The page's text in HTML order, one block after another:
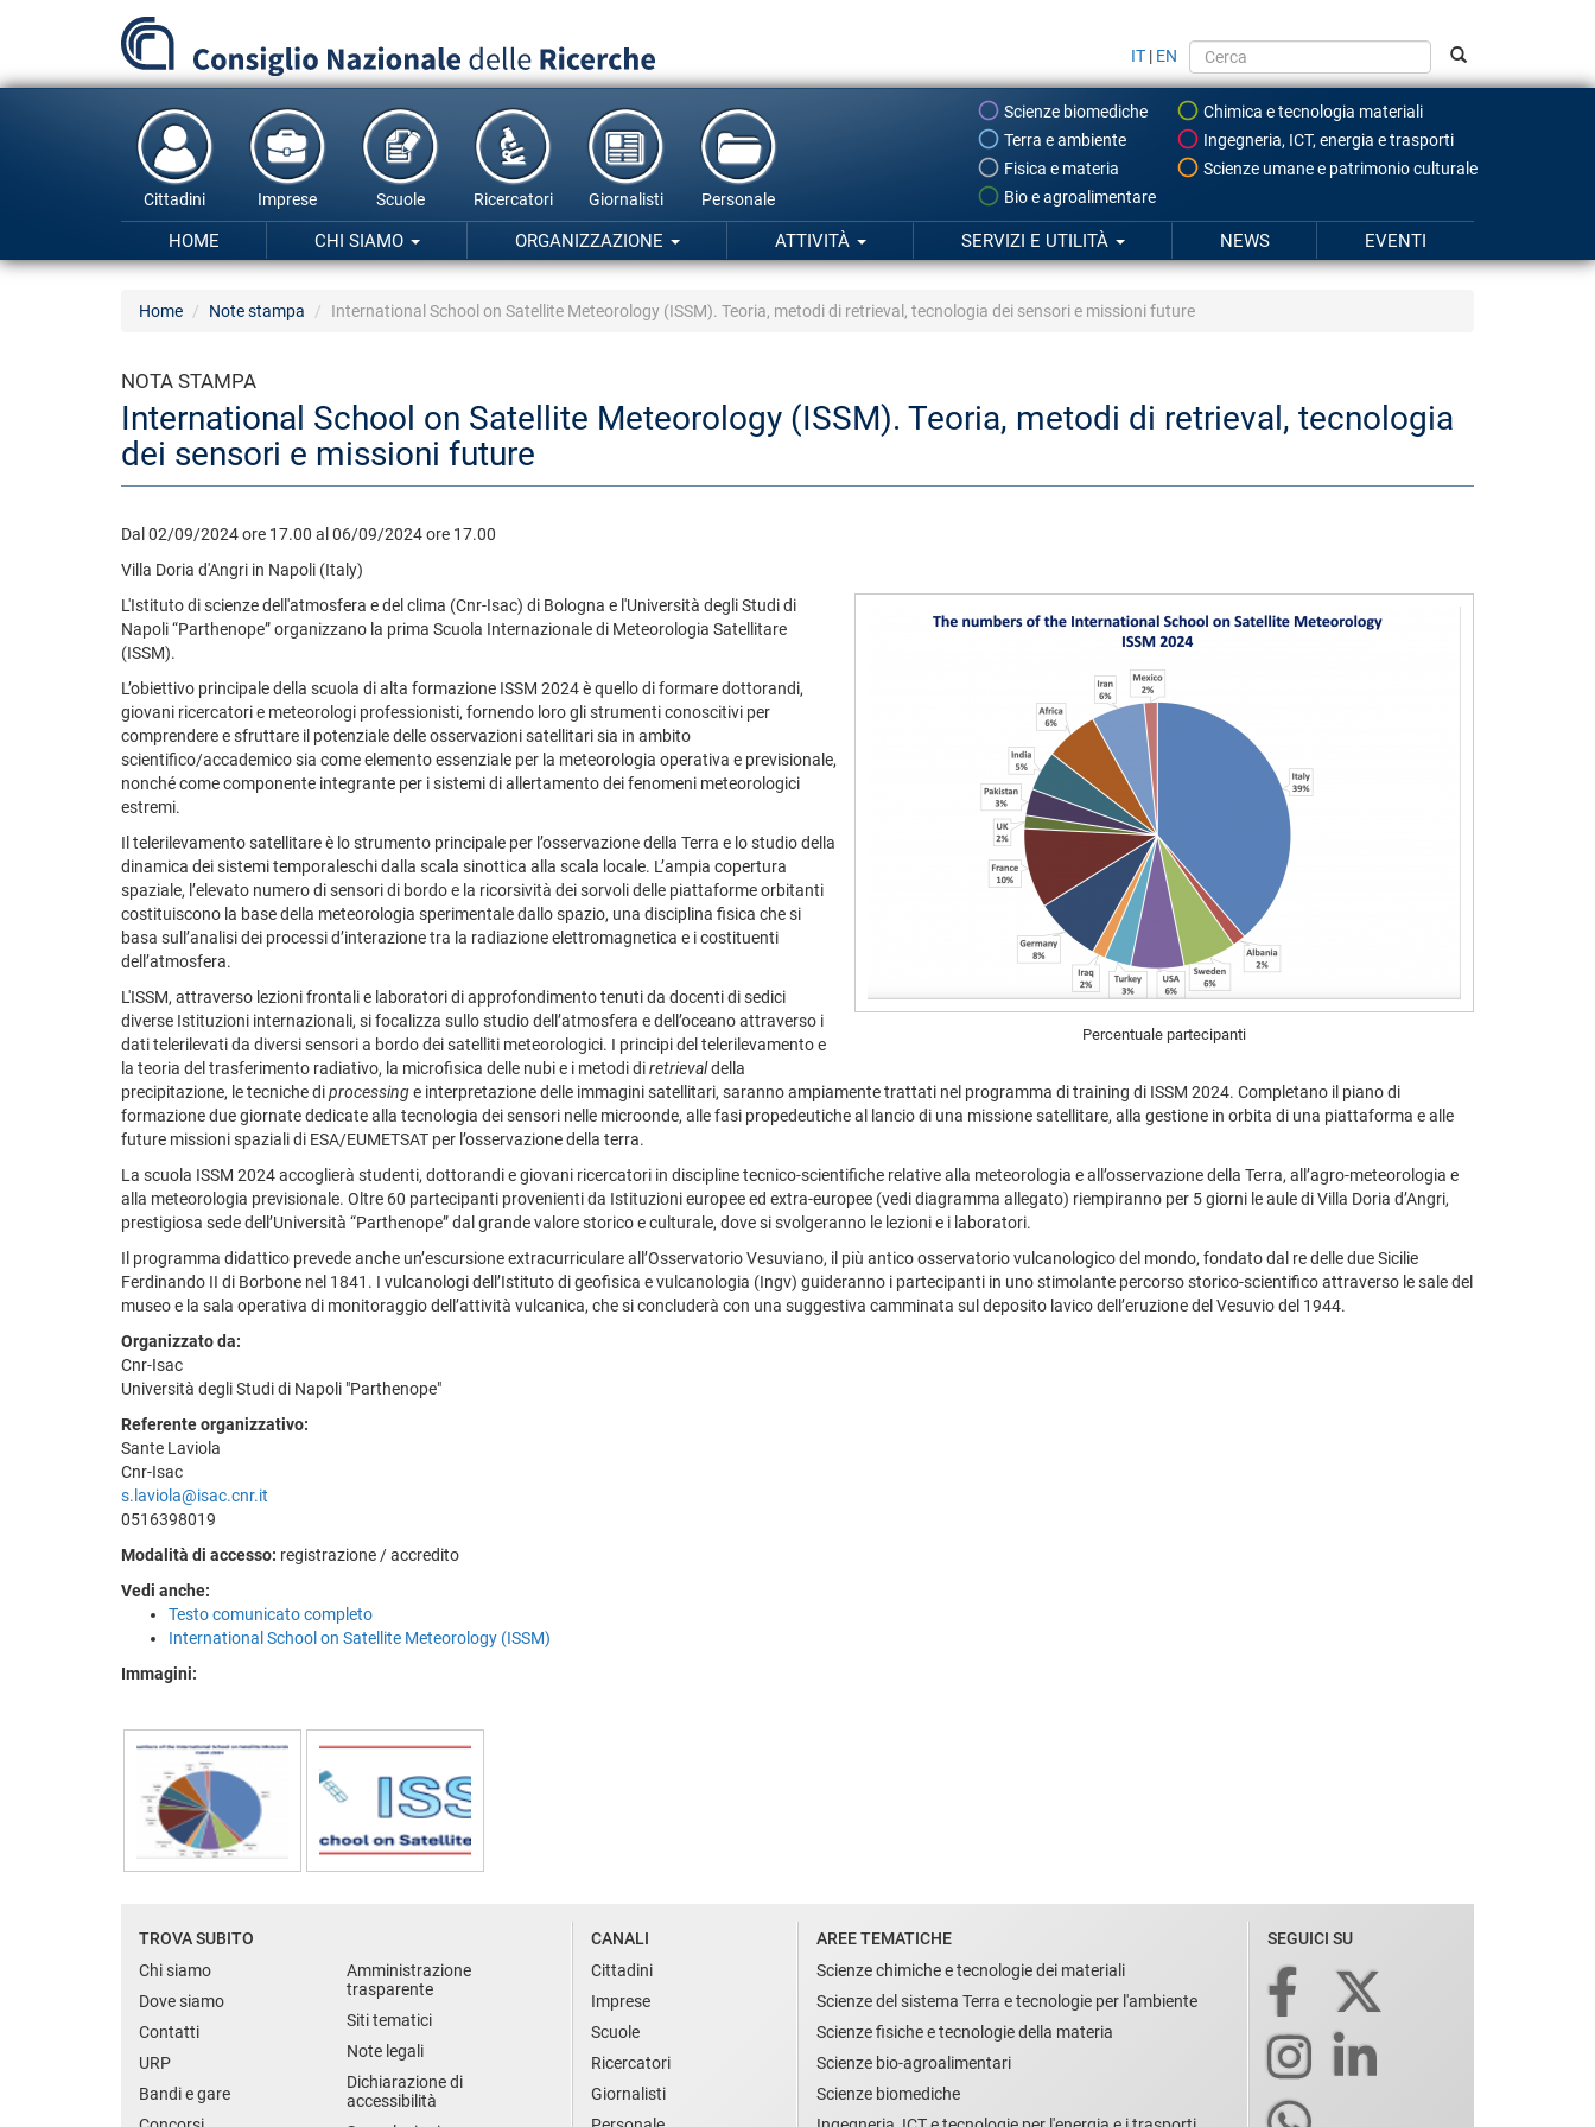
principale
IT | EN
Scienze biomediche
Chimica e tecnologia materiali
Terra e ambiente
Ingegneria, ICT, energia e trasporti
Fisica e materia
Scienze umane e patrimonio culturale
Bio e agroalimentare
Cittadini Imprese Scuole Ricercatori Giornalisti Personale
HOME CHI SIAMO ORGANIZZAZIONE ATTIVITÀ SERVIZI E UTILITÀ NEWS EVENTI
Home Note stampa International School on Satellite Meteorology (ISSM). Teoria, metodi di retrieval, tecnologia dei sensori e missioni future
NOTA STAMPA
International School on Satellite Meteorology (ISSM). Teoria, metodi di retrieval, tecnologia
dei sensori e missioni future
Dal 02/09/2024 ore 17.00 al 06/09/2024 ore 17.00
Villa Doria d'Angri in Napoli (Italy)
Percentuale partecipanti
L'Istituto di scienze dell'atmosfera e del clima (Cnr-Isac) di Bologna e l'Università degli Studi di
Napoli “Parthenope” organizzano la prima Scuola Internazionale di Meteorologia Satellitare
(ISSM).
L’obiettivo principale della scuola di alta formazione ISSM 2024 è quello di formare dottorandi,
giovani ricercatori e meteorologi professionisti, fornendo loro gli strumenti conoscitivi per
comprendere e sfruttare il potenziale delle osservazioni satellitari sia in ambito
scientifico/accademico sia come elemento essenziale per la meteorologia operativa e previsionale,
nonché come componente integrante per i sistemi di allertamento dei fenomeni meteorologici
estremi.
Il telerilevamento satellitare è lo strumento principale per l’osservazione della Terra e lo studio della
dinamica dei sistemi temporaleschi dalla scala sinottica alla scala locale. L’ampia copertura
spaziale, l’elevato numero di sensori di bordo e la ricorsività dei sorvoli delle piattaforme orbitanti
costituiscono la base della meteorologia sperimentale dallo spazio, una disciplina fisica che si
basa sull’analisi dei processi d’interazione tra la radiazione elettromagnetica e i costituenti
dell’atmosfera.
L'ISSM, attraverso lezioni frontali e laboratori di approfondimento tenuti da docenti di sedici
diverse Istituzioni internazionali, si focalizza sullo studio dell’atmosfera e dell’oceano attraverso i
dati telerilevati da diversi sensori a bordo dei satelliti meteorologici. I principi del telerilevamento e
la teoria del trasferimento radiativo, la microfisica delle nubi e i metodi diretrievaldella
precipitazione, le tecniche diprocessinge interpretazione delle immagini satellitari, saranno ampiamente trattati nel programma di training di ISSM 2024. Completano il piano di
formazione due giornate dedicate alla tecnologia dei sensori nelle microonde, alle fasi propedeutiche al lancio di una missione satellitare, alla gestione in orbita di una piattaforma e alle
future missioni spaziali di ESA/EUMETSAT per l’osservazione della terra.
La scuola ISSM 2024 accoglierà studenti, dottorandi e giovani ricercatori in discipline tecnico-scientifiche relative alla meteorologia e all’osservazione della Terra, all’agro-meteorologia e
alla meteorologia previsionale. Oltre 60 partecipanti provenienti da Istituzioni europee ed extra-europee (vedi diagramma allegato) riempiranno per 5 giorni le aule di Villa Doria d’Angri,
prestigiosa sede dell’Università “Parthenope” dal grande valore storico e culturale, dove si svolgeranno le lezioni e i laboratori.
Il programma didattico prevede anche un’escursione extracurriculare all’Osservatorio Vesuviano, il più antico osservatorio vulcanologico del mondo, fondato dal re delle due Sicilie
Ferdinando II di Borbone nel 1841. I vulcanologi dell’Istituto di geofisica e vulcanologia (Ingv) guideranno i partecipanti in uno stimolante percorso storico-scientifico attraverso le sale del
museo e la sala operativa di monitoraggio dell’attività vulcanica, che si concluderà con una suggestiva camminata sul deposito lavico dell’eruzione del Vesuvio del 1944.
Organizzato da:
Cnr-Isac
Università degli Studi di Napoli "Parthenope"
Referente organizzativo:
Sante Laviola
Cnr-Isac
s.laviola@isac.cnr.it
0516398019
Modalità di accesso: registrazione / accredito
Vedi anche:
Testo comunicato completo
International School on Satellite Meteorology (ISSM)
Immagini:
TROVA SUBITO
Chi siamo
Dove siamo
Contatti
URP
Bandi e gare
Amministrazione
trasparente
Siti tematici
Note legali
Dichiarazione di
accessibilità
CANALI
Cittadini
Imprese
Scuole
Ricercatori
Giornalisti
AREE TEMATICHE
Scienze chimiche e tecnologie dei materiali
Scienze del sistema Terra e tecnologie per l'ambiente
Scienze fisiche e tecnologie della materia
Scienze bio-agroalimentari
Scienze biomediche
SEGUICI SU